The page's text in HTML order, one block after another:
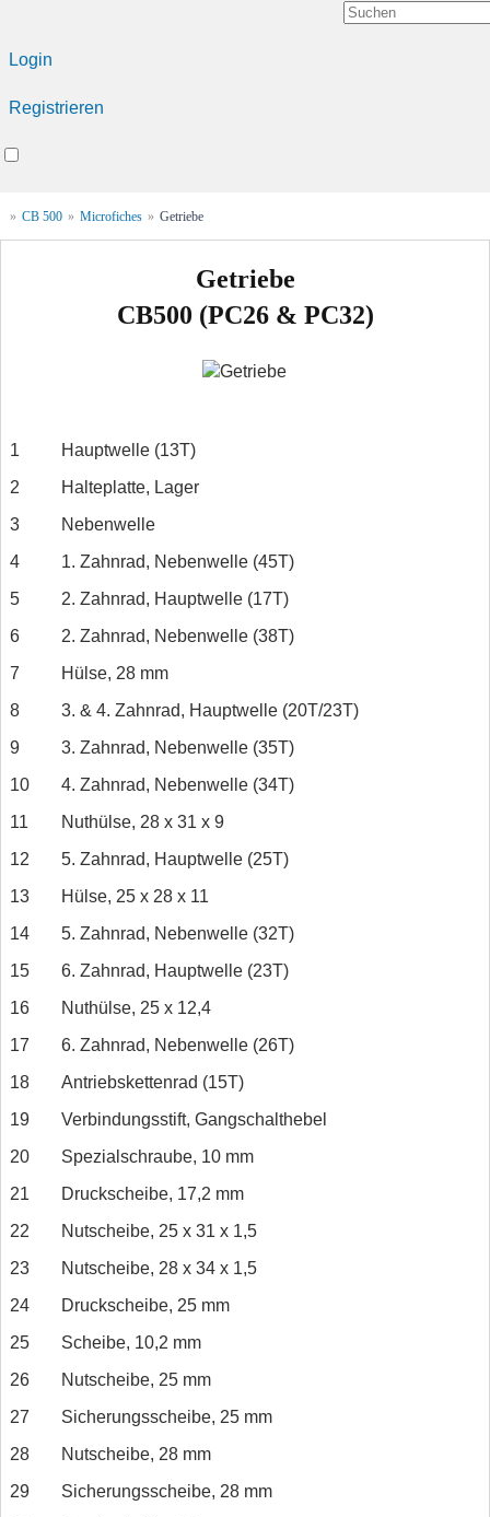
Login
Registrieren
» CB 500 » Microfiches » Getriebe
Getriebe
CB500 (PC26 & PC32)
1
Hauptwelle (13T)
2
Halteplatte, Lager
3
Nebenwelle
4
1. Zahnrad, Nebenwelle (45T)
5
2. Zahnrad, Hauptwelle (17T)
6
2. Zahnrad, Nebenwelle (38T)
7
Hülse, 28 mm
8
3. & 4. Zahnrad, Hauptwelle (20T/23T)
9
3. Zahnrad, Nebenwelle (35T)
10
4. Zahnrad, Nebenwelle (34T)
11
Nuthülse, 28 x 31 x 9
12
5. Zahnrad, Hauptwelle (25T)
13
Hülse, 25 x 28 x 11
14
5. Zahnrad, Nebenwelle (32T)
15
6. Zahnrad, Hauptwelle (23T)
16
Nuthülse, 25 x 12,4
17
6. Zahnrad, Nebenwelle (26T)
18
Antriebskettenrad (15T)
19
Verbindungsstift, Gangschalthebel
20
Spezialschraube, 10 mm
21
Druckscheibe, 17,2 mm
22
Nutscheibe, 25 x 31 x 1,5
23
Nutscheibe, 28 x 34 x 1,5
24
Druckscheibe, 25 mm
25
Scheibe, 10,2 mm
26
Nutscheibe, 25 mm
27
Sicherungsscheibe, 25 mm
28
Nutscheibe, 28 mm
29
Sicherungsscheibe, 28 mm